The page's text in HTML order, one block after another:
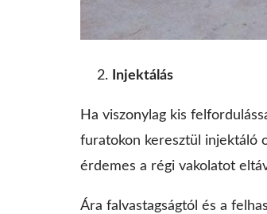
Injektálás
Ha viszonylag kis
furatokon keresztül injektáló
érdemes a régi vakolatot
Ára falvastagságtól és a